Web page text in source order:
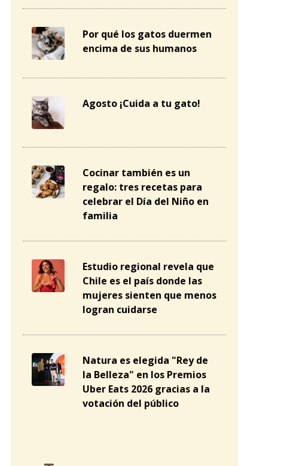
Por qué los gatos duermen
encima de sus humanos
Agosto ¡Cuida a tu gato!
Cocinar también es un
regalo: tres recetas para
celebrar el Día del Niño en
familia
Estudio regional revela que
Chile es el país donde las
mujeres sienten que menos
logran cuidarse
Natura es elegida "Rey de
la Belleza" en los Premios
Uber Eats 2026 gracias a la
votación del público